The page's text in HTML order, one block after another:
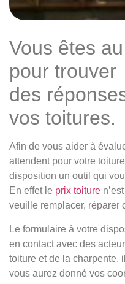
Vous êtes
pour trouver
des
vos toitures.
Afin de vous aider à
attendent pour votre
disposition un outil qui
En effet le prix toiture
veuille remplacer, réparer
Le formulaire à votre
en contact avec des
toiture et de la charpente.
vous aurez donné vos